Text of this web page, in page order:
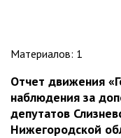
Материалов: 1
Отчет движения
наблюдения за
депутатов
Нижегородской